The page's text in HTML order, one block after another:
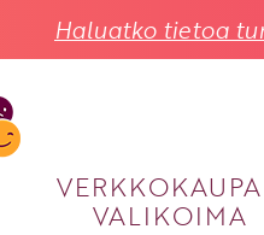
Haluatko tietoa
VALIKOIMA